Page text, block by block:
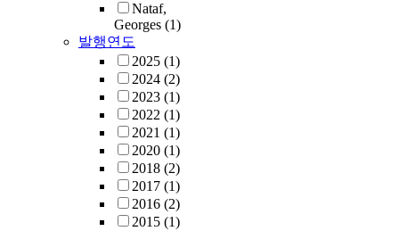
Nataf,
Georges (1)
발행연도
2025 (1)
2024 (2)
2023 (1)
2022 (1)
2021 (1)
2020 (1)
2018 (2)
2017 (1)
2016 (2)
2015 (1)